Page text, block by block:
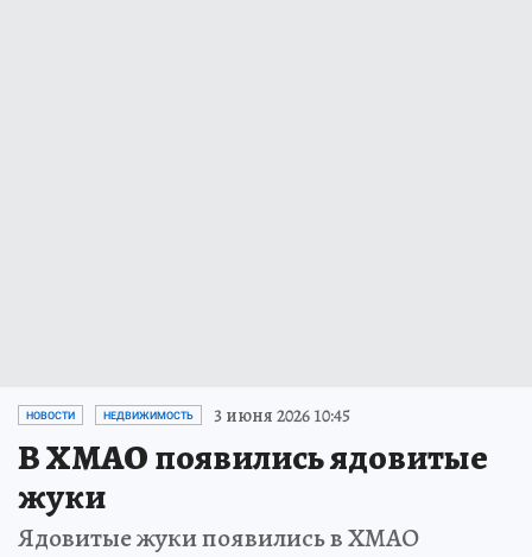
НОВОСТИ НЕДВИЖИМОСТЬ 3 июня 2026 10:45
В ХМАО появились ядовитые
жуки
Ядовитые жуки появились в ХМАО